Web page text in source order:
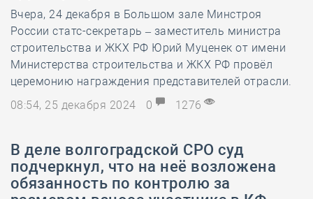
Вчера, 24 декабря в Большом зале Минстроя
России статс-секретарь – заместитель министра
строительства и ЖКХ РФ Юрий Муценек от имени
Министерства строительства и ЖКХ РФ провёл
церемонию награждения представителей отрасли.
08:54, 25 декабря 2024
0 1276
В деле волгоградской СРО суд
подчеркнул, что на неё возложена
обязанность по контролю за